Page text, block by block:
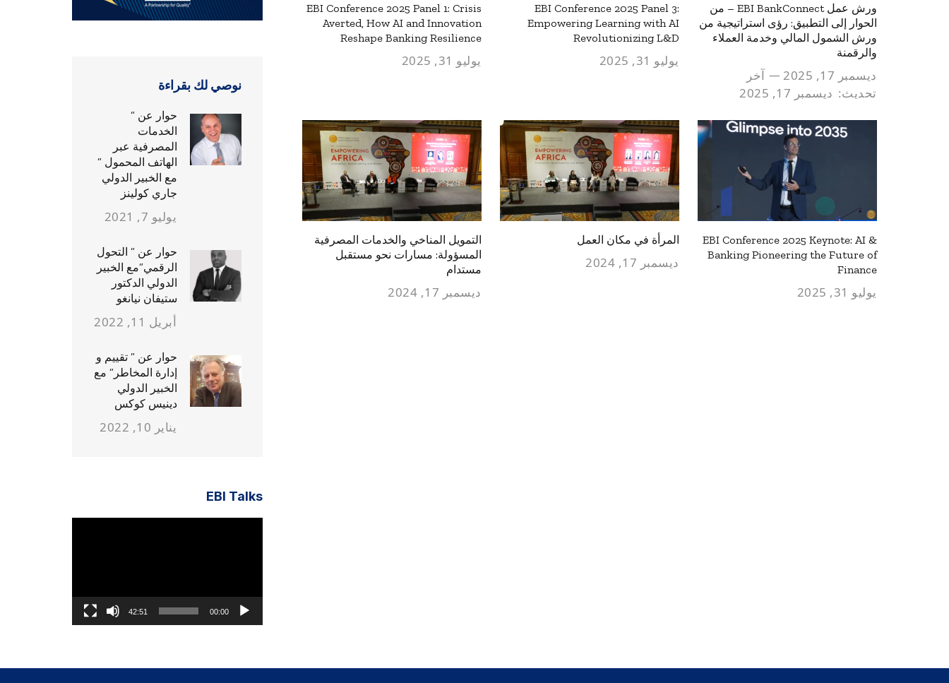
ورش عمل EBI BankConnect – من
الحوار إلى التطبيق: رؤى استراتيجية من
ورش الشمول المالي وخدمة العملاء
والرقمنة
ديسمبر 17, 2025
آخر
تحديث: ديسمبر 17, 2025
EBI Conference 2025 Panel 3:
Empowering Learning with AI
Revolutionizing L&D
يوليو 31, 2025
EBI Conference 2025 Panel 1: Crisis
Averted, How AI and Innovation
Reshape Banking Resilience
يوليو 31, 2025
EBI Conference 2025 Keynote: AI &
Banking Pioneering the Future of
Finance
يوليو 31, 2025
المرأة في مكان العمل
ديسمبر 17, 2024
التمويل المناخي والخدمات المصرفية
المسؤولة: مسارات نحو مستقبل
مستدام
ديسمبر 17, 2024
نوصي لك بقراءة
حوار عن ”
الخدمات
المصرفية عبر
الهاتف المحمول ”
مع الخبير الدولي
جاري كولينز
يوليو 7, 2021
حوار عن ” التحول
الرقمي”مع الخبير
الدولي الدكتور
ستيفان نيانغو
أبريل 11, 2022
حوار عن ” تقييم و
إدارة المخاطر” مع
الخبير الدولي
دينيس كوكس
يناير 10, 2022
EBI Talks
00:00
42:51